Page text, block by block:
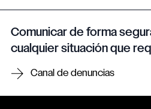
Comunicar de forma
cualquier situación que
Canal de denuncias